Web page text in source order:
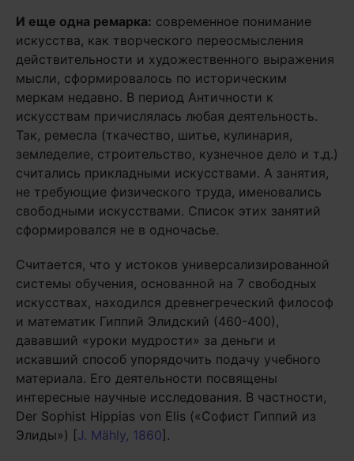
И еще одна ремарка: современное понимание
искусства, как творческого переосмысления
действительности и художественного выражения
мысли, сформировалось по историческим
меркам недавно. В период Античности к
искусствам причислялась любая деятельность.
Так, ремесла (ткачество, шитье, кулинария,
земледелие, строительство, кузнечное дело и т.д.)
считались прикладными искусствами. А занятия,
не требующие физического труда, именовались
свободными искусствами. Список этих занятий
сформировался не в одночасье.
Считается, что у истоков универсализированной
системы обучения, основанной на 7 свободных
искусствах, находился древнегреческий философ
и математик Гиппий Элидский (460-400),
дававший «уроки мудрости» за деньги и
искавший способ упорядочить подачу учебного
материала. Его деятельности посвящены
интересные научные исследования. В частности,
Der Sophist Hippias von Elis («Софист Гиппий из
Элиды») [J. Mähly, 1860].